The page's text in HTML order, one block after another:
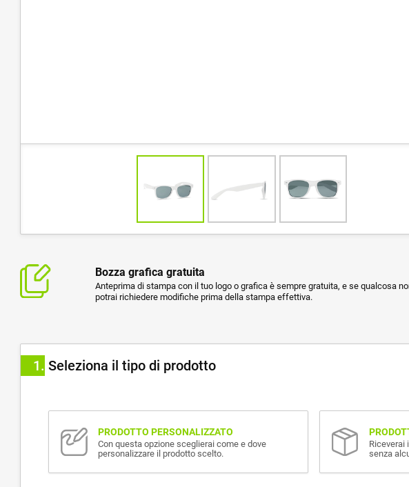
Bozza grafica gratuita
Anteprima di stampa con il tuo logo o grafica è sempre gratuita, e se qualcosa
potrai richiedere modifiche prima della stampa effettiva.
1 Seleziona il tipo di prodotto
PRODOTTO PERSONALIZZATO
Con questa opzione sceglierai come e dove
personalizzare il prodotto scelto.
Riceverai
senza